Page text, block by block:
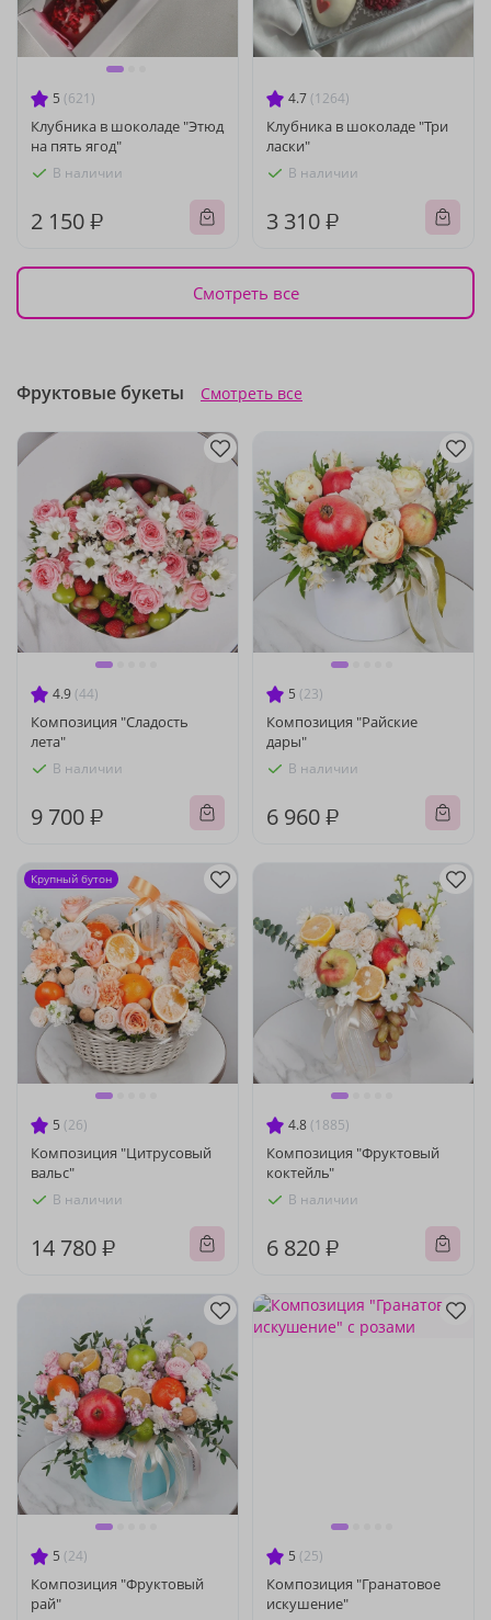
5 (621)
Клубника в шоколаде "Этюд
на пять ягод"
В наличии
2 150 ₽
4.7 (1264)
Клубника в шоколаде "Три
ласки"
В наличии
3 310 ₽
Смотреть все
Фруктовые букеты Смотреть все
4.9 (44)
Композиция "Сладость
лета"
В наличии
9 700 ₽
5 (23)
Композиция "Райские
дары"
В наличии
6 960 ₽
5 (26)
Композиция "Цитрусовый
вальс"
В наличии
14 780 ₽
Крупный бутон
4.8 (1885)
Композиция "Фруктовый
коктейль"
В наличии
6 820 ₽
5 (24)
Композиция "Фруктовый
рай"
5 (25)
Композиция "Гранатовое
искушение"